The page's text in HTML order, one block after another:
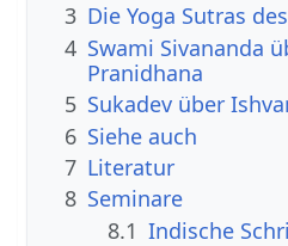
3 Die Yoga Sutras
4 Swami Sivananda
Pranidhana
5 Sukadev über
6 Siehe auch
7 Literatur
8 Seminare
8.1 Indische